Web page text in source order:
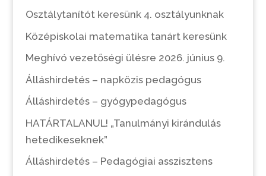
Osztálytanítót keresünk 4. osztályunknak
Középiskolai matematika tanárt keresünk
Meghívó vezetőségi ülésre 2026. június 9.
Álláshirdetés – napközis pedagógus
Álláshirdetés – gyógypedagógus
HATÁRTALANUL! „Tanulmányi kirándulás
hetedikeseknek”
Álláshirdetés – Pedagógiai asszisztens